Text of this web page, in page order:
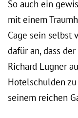
So auch ein
mit einem
Cage sein selbst
dafür an, dass
Richard Lugner
Hotelschulden
seinem reichen